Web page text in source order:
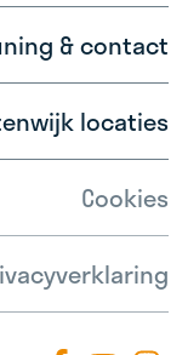
& contact
locaties
Cookies